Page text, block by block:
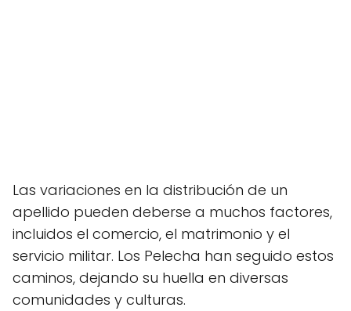
Las variaciones en la distribución de un
apellido pueden deberse a muchos factores,
incluidos el comercio, el matrimonio y el
servicio militar. Los Pelecha han seguido estos
caminos, dejando su huella en diversas
comunidades y culturas.